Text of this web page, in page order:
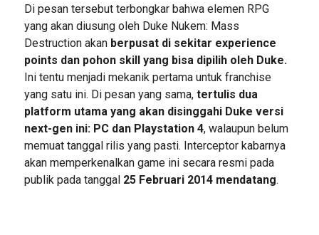
Di pesan tersebut terbongkar bahwa elemen RPG
yang akan diusung oleh Duke Nukem: Mass
Destruction akanberpusat di sekitar experience
points dan pohon skill yang bisa dipilih oleh Duke.
Ini tentu menjadi mekanik pertama untuk franchise
yang satu ini. Di pesan yang sama,tertulis dua
platform utama yang akan disinggahi Duke versi
next-gen ini: PC dan Playstation 4, walaupun belum
memuat tanggal rilis yang pasti. Interceptor kabarnya
akan memperkenalkan game ini secara resmi pada
publik pada tanggal 25 Februari 2014 mendatang.